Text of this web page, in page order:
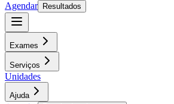
Agendar
Resultados
Exames
Serviços
Unidades
Ajuda